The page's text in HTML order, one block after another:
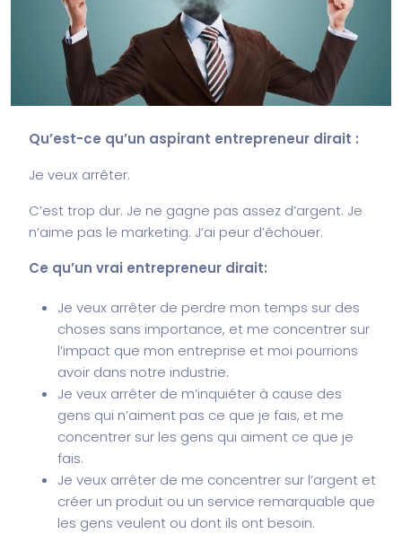
Qu’est-ce qu’un aspirant entrepreneur dirait :
Je veux arrêter.
C’est trop dur. Je ne gagne pas assez d’argent. Je
n’aime pas le marketing. J’ai peur d’échouer.
Ce qu’un vrai entrepreneur dirait:
Je veux arrêter de perdre mon temps sur des
choses sans importance, et me concentrer sur
l’impact que mon entreprise et moi pourrions
avoir dans notre industrie.
Je veux arrêter de m’inquiéter à cause des
gens qui n’aiment pas ce que je fais, et me
concentrer sur les gens qui aiment ce que je
fais.
Je veux arrêter de me concentrer sur l’argent et
créer un produit ou un service remarquable que
les gens veulent ou dont ils ont besoin.